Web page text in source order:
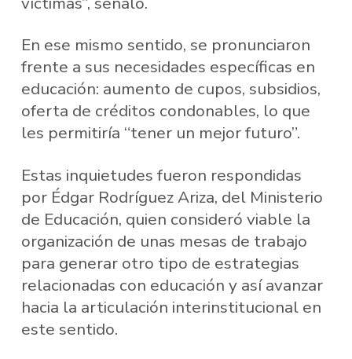
En ese mismo sentido, se pronunciaron
frente a sus necesidades específicas en
educación: aumento de cupos, subsidios,
oferta de créditos condonables, lo que
les permitiría “tener un mejor futuro”.
Estas inquietudes fueron respondidas
por Édgar Rodríguez Ariza, del Ministerio
de Educación, quien consideró viable la
organización de unas mesas de trabajo
para generar otro tipo de estrategias
relacionadas con educación y así avanzar
hacia la articulación interinstitucional en
este sentido.